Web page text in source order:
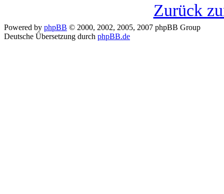
Zurück
Powered by phpBB © 2000, 2002, 2005, 2007 phpBB Group
Deutsche Übersetzung durch phpBB.de